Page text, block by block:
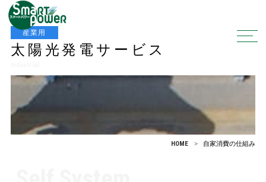
産業用
太陽光発電サービス
HOME 自家消費の仕組み